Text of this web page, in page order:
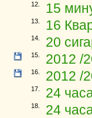
12. 15
13. 16
14. 20
15. 2012 /
16. 2012 /
17. 24
18. 24